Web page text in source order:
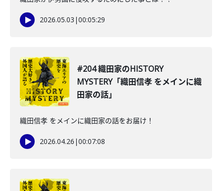
2026.05.03 |00:05:29
#204 織田家のHISTORY
MYSTERY「織田信孝 をメインに織
田家の話」
織田信孝 をメインに織田家の話をお届け！
2026.04.26 |00:07:08